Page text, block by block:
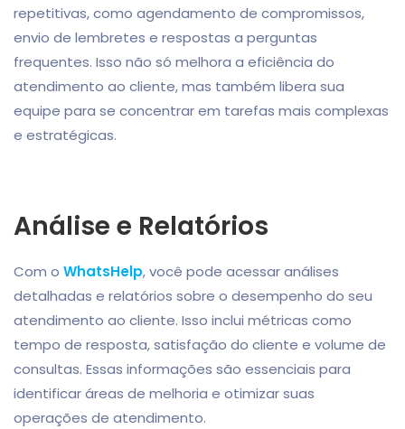
repetitivas, como agendamento de compromissos,
envio de lembretes e respostas a perguntas
frequentes. Isso não só melhora a eficiência do
atendimento ao cliente, mas também libera sua
equipe para se concentrar em tarefas mais complexas
e estratégicas.
Análise e Relatórios
Com o WhatsHelp, você pode acessar análises
detalhadas e relatórios sobre o desempenho do seu
atendimento ao cliente. Isso inclui métricas como
tempo de resposta, satisfação do cliente e volume de
consultas. Essas informações são essenciais para
identificar áreas de melhoria e otimizar suas
operações de atendimento.